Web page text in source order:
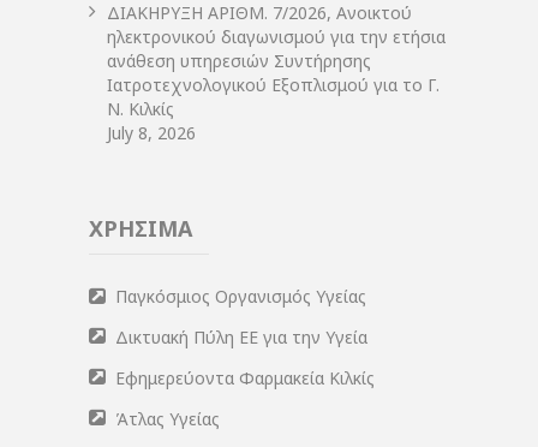
ΔIΑΚΗΡΥΞΗ ΑΡIΘΜ. 7/2026, Ανοικτού
ηλεκτρονικού διαγωνισμού για την ετήσια
ανάθεση υπηρεσιών Συντήρησης
Ιατροτεχνολογικού Εξοπλισμού για το Γ.
Ν. Κιλκίς
July 8, 2026
ΧΡΗΣΙΜΑ
Παγκόσμιος Οργανισμός Υγείας
Δικτυακή Πύλη ΕΕ για την Υγεία
Εφημερεύοντα Φαρμακεία Κιλκίς
Άτλας Υγείας